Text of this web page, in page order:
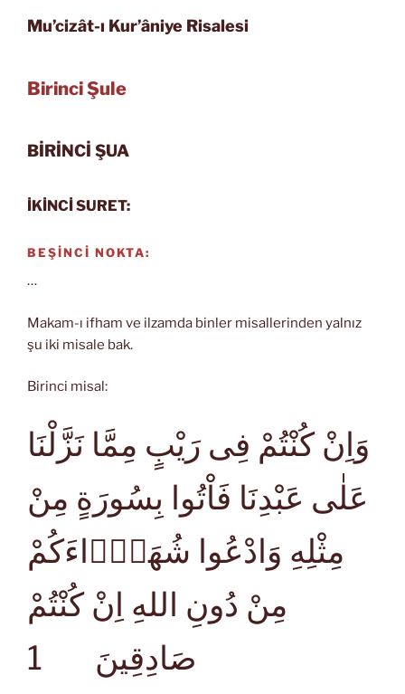
Mu’cizât-ı Kur’âniye Risalesi
Birinci Şule
BİRİNCİ ŞUA
İKİNCİ SURET:
BEŞİNCİ NOKTA:
…
Makam-ı ifham ve ilzamda binler misallerinden yalnız
şu iki misale bak.
Birinci misal:
وَاِنْ كُنْتُمْ فِى رَيْبٍ مِمَّا نَزَّلْنَا
عَلٰى عَبْدِنَا فَاْتُوا بِسُورَةٍ مِنْ
مِثْلِهِ وَادْعُوا شُهَدَۤاءَكُمْ
مِنْ دُونِ اللهِ اِنْ كُنْتُمْ
صَادِقِينَ
1